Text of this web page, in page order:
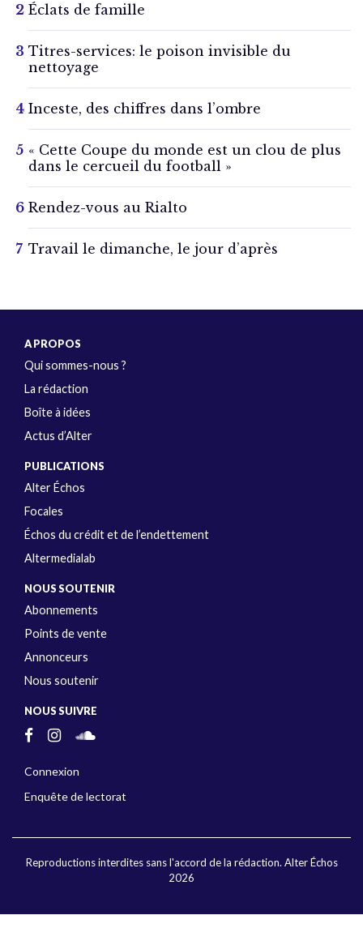
Éclats de famille
Titres-services: le poison invisible du
nettoyage
Inceste, des chiffres dans l’ombre
« Cette Coupe du monde est un clou de plus
dans le cercueil du football »
Rendez-vous au Rialto
Travail le dimanche, le jour d’après
A PROPOS
Qui sommes-nous ?
La rédaction
Boîte à idées
Actus d’Alter
PUBLICATIONS
Alter Échos
Focales
Échos du crédit et de l’endettement
Altermedialab
NOUS SOUTENIR
Abonnements
Points de vente
Annonceurs
Nous soutenir
NOUS SUIVRE
Connexion
Enquête de lectorat
Reproductions interdites sans l'accord de la rédaction. Alter Échos
2026